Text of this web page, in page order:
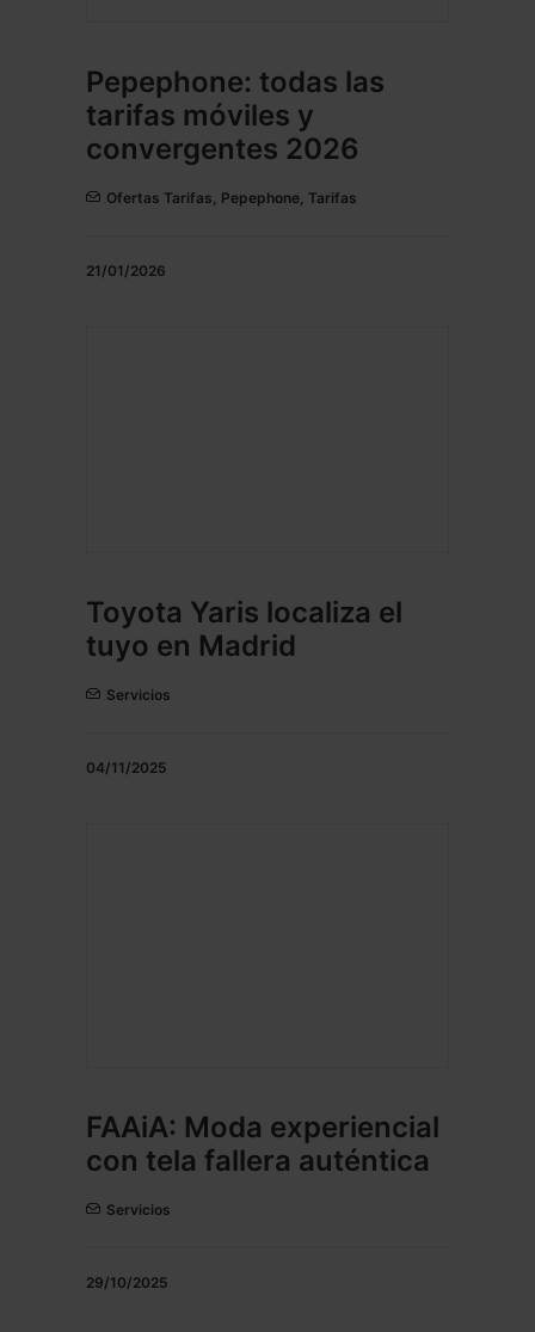
Pepephone: todas las
tarifas móviles y
convergentes 2026
Ofertas Tarifas, Pepephone, Tarifas
21/01/2026
Toyota Yaris localiza el
tuyo en Madrid
Servicios
04/11/2025
FAAiA: Moda experiencial
con tela fallera auténtica
Servicios
29/10/2025